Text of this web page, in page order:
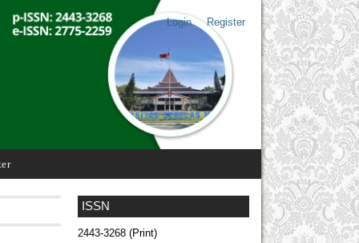
Login Register
ISSN
2443-3268 (Print)